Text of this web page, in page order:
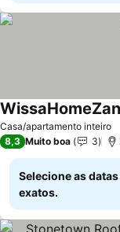
Casa/apartamento inteiro
8,3 Muito boa 3
Selecione as
exatos.